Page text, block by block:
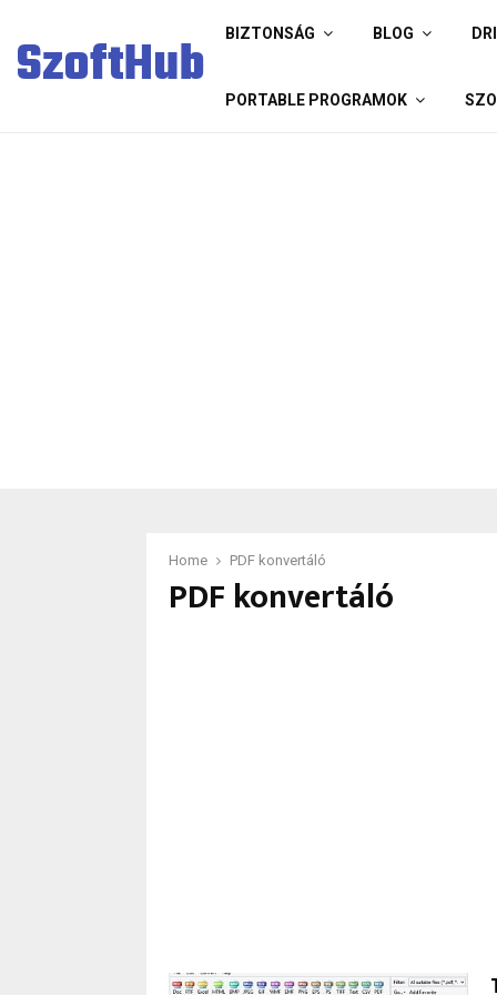
SzoftHub BIZTONSÁG BLOG
PORTABLE PROGRAMOK
Home PDF konvertáló
PDF konvertáló